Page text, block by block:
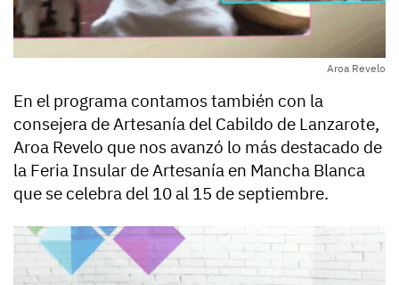
Aroa Revelo
En el programa contamos también con la
consejera de Artesanía del Cabildo de Lanzarote,
Aroa Revelo que nos avanzó lo más destacado de
la Feria Insular de Artesanía en Mancha Blanca
que se celebra del 10 al 15 de septiembre.